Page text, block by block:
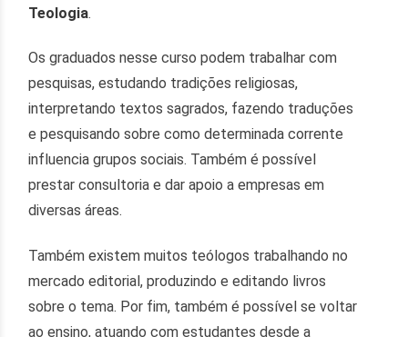
Teologia.
Os graduados nesse curso podem trabalhar com
pesquisas, estudando tradições religiosas,
interpretando textos sagrados, fazendo traduções
e pesquisando sobre como determinada corrente
influencia grupos sociais. Também é possível
prestar consultoria e dar apoio a empresas em
diversas áreas.
Também existem muitos teólogos trabalhando no
mercado editorial, produzindo e editando livros
sobre o tema. Por fim, também é possível se voltar
ao ensino, atuando com estudantes desde a